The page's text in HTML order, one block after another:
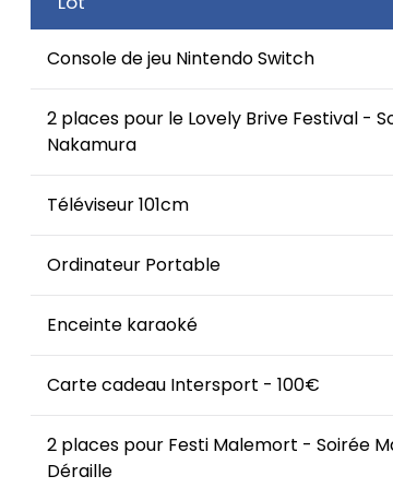
Console de jeu Nintendo Switch
2 places pour le Lovely Brive Festival -
Nakamura
Téléviseur 101cm
Ordinateur Portable
Enceinte karaoké
Carte cadeau Intersport - 100€
2 places pour Festi Malemort - Soirée
Déraille